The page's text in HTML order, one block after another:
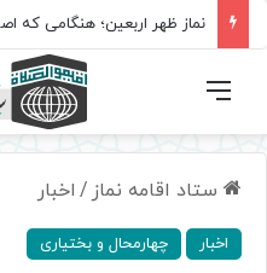
برگزاری باشکوه نمازهای
فهرست
ستاد اقامه نماز / اخبار
اخبار چهارمحال و بختیاری